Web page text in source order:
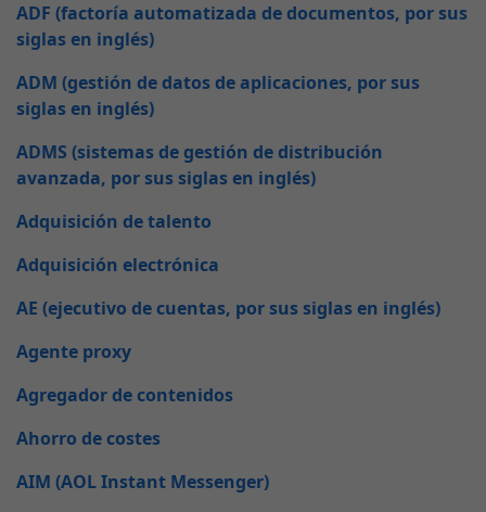
ADF (factoría automatizada de documentos, por sus
siglas en inglés)
ADM (gestión de datos de aplicaciones, por sus
siglas en inglés)
ADMS (sistemas de gestión de distribución
avanzada, por sus siglas en inglés)
Adquisición de talento
Adquisición electrónica
AE (ejecutivo de cuentas, por sus siglas en inglés)
Agente proxy
Agregador de contenidos
Ahorro de costes
AIM (AOL Instant Messenger)